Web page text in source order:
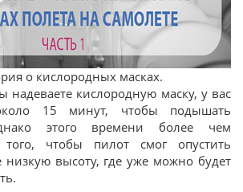
о кислородных масках.
надеваете кислородную маску, у вас
15 минут, чтобы подышать
этого времени более чем
того, чтобы пилот смог опустить
низкую высоту, где уже можно будет